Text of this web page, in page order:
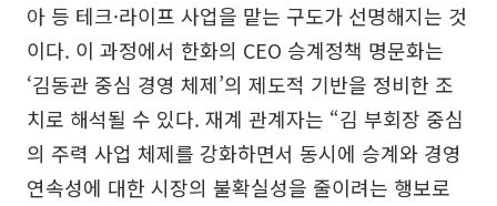
아 등 테크·라이프 사업을 맡는 구도가 선명해지는 것
이다. 이 과정에서 한화의 CEO 승계정책 명문화는
‘김동관 중심 경영 체제’의 제도적 기반을 정비한 조
치로 해석될 수 있다. 재계 관계자는 “김 부회장 중심
의 주력 사업 체제를 강화하면서 동시에 승계와 경영
연속성에 대한 시장의 불확실성을 줄이려는 행보로